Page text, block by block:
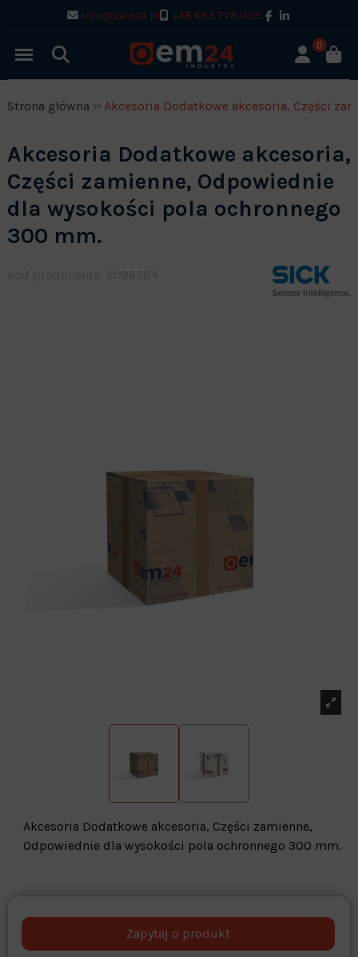
info@oem24.pl +48 683 778 005
0
Strona główna Akcesoria Dodatkowe akcesoria, Części
Akcesoria Dodatkowe akcesoria,
Części zamienne, Odpowiednie
dla wysokości pola ochronnego
300 mm.
Akcesoria Dodatkowe akcesoria, Części zamienne,
Odpowiednie dla wysokości pola ochronnego 300 mm.
opcjonalne Maks. 250 znaków